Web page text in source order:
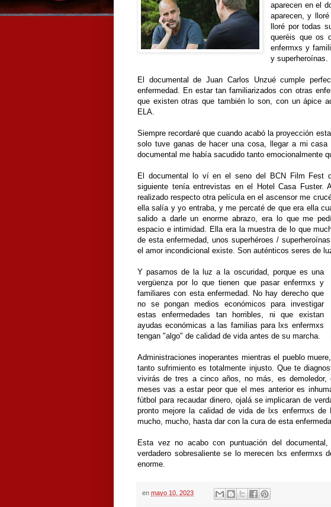
aparecen en el
aparecen, y
lloré por todas
queréis que os
enfermxs y
y superheroínas.
El documental de Juan Carlos Unzué cumple
enfermedad. En estar tan familiarizados con otras
que existen otras que también lo son, con un ápice
ELA.
Siempre recordaré que cuando acabó la proyección
solo tuve ganas de hacer una cosa, llegar a mi
documental me había sacudido tanto emocionalmente
El documental lo ví en el seno del BCN Film Fest
siguiente tenía entrevistas en el Hotel Casa Fuster.
realizado respecto otra película en el ascensor me
ella salía y yo entraba, y me percaté de que era ella
salido a darle un enorme abrazo, era lo que me
espacio e intimidad. Ella era la muestra de lo que
de esta enfermedad, unos superhéroes /
el amor incondicional existe. Son auténticos seres de
Y pasamos de la luz a la oscuridad, porque es una
vergüenza por lo que tienen que pasar enfermxs y
familiares con esta enfermedad. No hay derecho que
no se pongan medios económicos para investigar
estas enfermedades tan horribles, ni que existan
ayudas económicas a las familias para lxs enfermxs
tengan "algo" de calidad de vida antes de su marcha.
Administraciones inoperantes mientras el pueblo
tanto sufrimiento es totalmente injusto. Que te
vivirás de tres a cinco años, no más, es demoledor,
meses vas a estar peor que el mes anterior es
fútbol para recaudar dinero, ojalá se implicaran de
pronto mejore la calidad de vida de lxs enfermxs de
mucho, mucho, hasta dar con la cura de esta
Esta vez no acabo con puntuación del
verdadero sobresaliente se lo merecen lxs enfermxs
enorme.
en mayo 10, 2023